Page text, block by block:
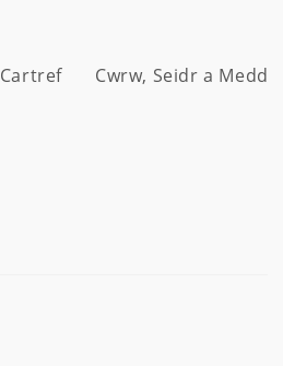
Cartref Cwrw, Seidr a Medd